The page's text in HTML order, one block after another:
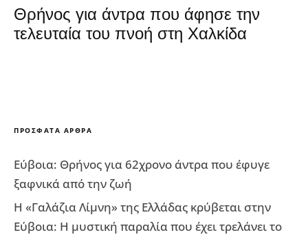
Θρήνος για άντρα που άφησε την
τελευταία του πνοή στη Χαλκίδα
ΠΡΌΣΦΑΤΑ ΆΡΘΡΑ
Εύβοια: Θρήνος για 62χρονο άντρα που έφυγε
ξαφνικά από την ζωή
Η «Γαλάζια Λίμνη» της Ελλάδας κρύβεται στην
Εύβοια: Η μυστική παραλία που έχει τρελάνει το